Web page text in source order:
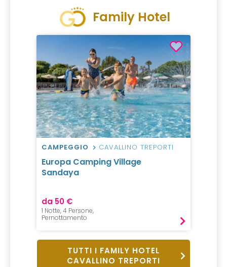
Family Hotel
CAMPEGGIO CAVALLINO TREPORTI
Europa Camping Village
Sandaya
da 50 €
1 Notte, 4 Persone,
Pernottamento
TUTTI I FAMILY HOTEL
CAVALLINO TREPORTI